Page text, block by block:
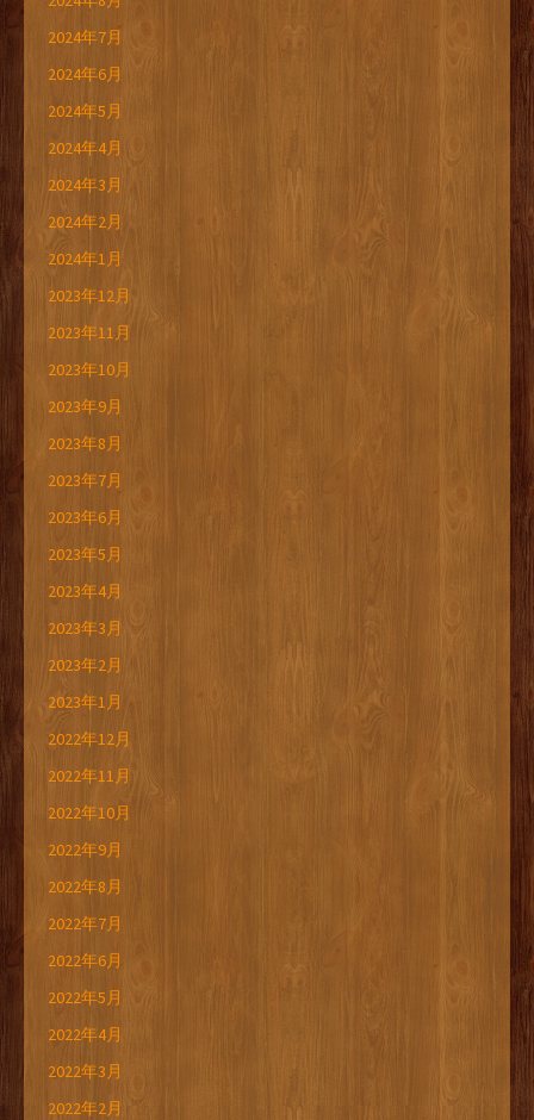
2024年7月
2024年6月
2024年5月
2024年4月
2024年3月
2024年2月
2024年1月
2023年12月
2023年11月
2023年10月
2023年9月
2023年8月
2023年7月
2023年6月
2023年5月
2023年4月
2023年3月
2023年2月
2023年1月
2022年12月
2022年11月
2022年10月
2022年9月
2022年8月
2022年7月
2022年6月
2022年5月
2022年4月
2022年3月
2022年2月